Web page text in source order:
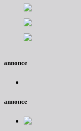
annonce
annonce